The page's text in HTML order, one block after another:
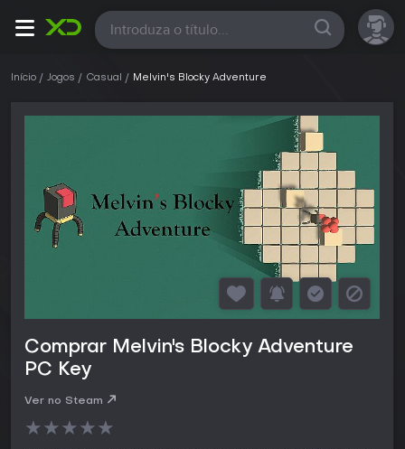
Todas
Início Jogos Casual Melvin's Blocky Adventure
Comprar Melvin's Blocky Adventure
PC Key
Ver no Steam
★★★★★